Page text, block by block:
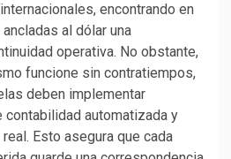
encontrando en
al dólar una
operativa. No obstante,
funcione sin contratiempos,
deben implementar
automatizada y
Esto asegura que cada